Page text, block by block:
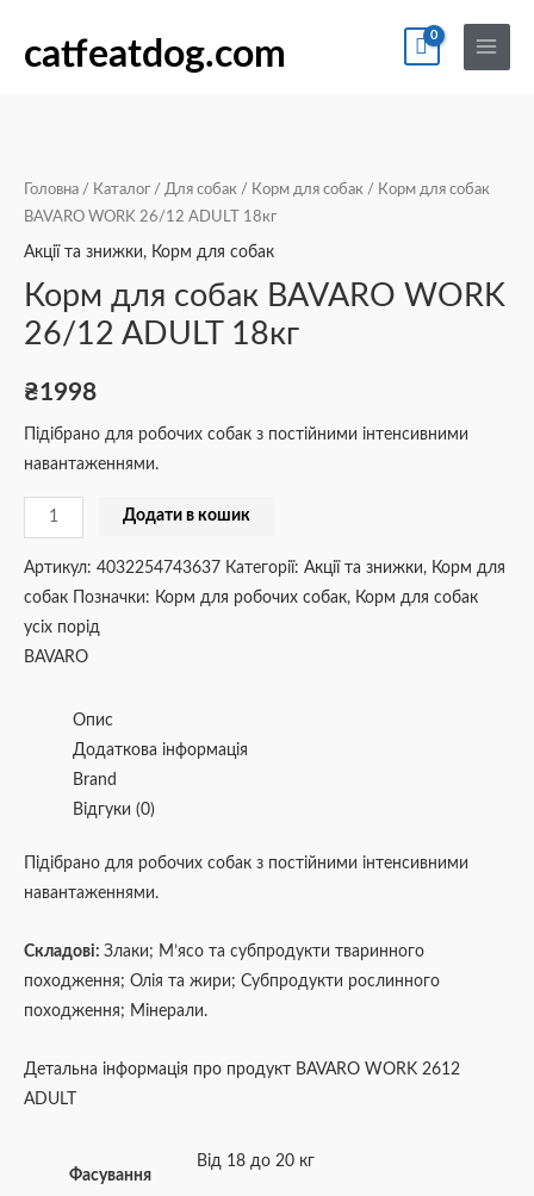
catfeatdog.com
Main
Menu
Головна / Каталог / Для собак / Корм для собак / Корм для собак
BAVARO WORK 26/12 ADULT 18кг
Акції та знижки, Корм для собак
Корм для собак BAVARO WORK
26/12 ADULT 18кг
₴1998
Підібрано для робочих собак з постійними інтенсивними
навантаженнями.
для
26/12
ADULT
18кг
Додати в кошик
Артикул: 4032254743637 Категорії: Акції та знижки, Корм для
собак
Позначки: Корм для робочих собак, Корм для собак
усіх порід
BAVARO
Опис
Додаткова інформація
Brand
Відгуки (0)
Підібрано для робочих собак з постійними інтенсивними
навантаженнями.
Складові: Злаки; М’ясо та субпродукти тваринного
походження; Олія та жири; Субпродукти рослинного
походження; Мінерали.
Детальна інформація про продукт BAVARO WORK 2612
ADULT
Фасування
Від 18 до 20 кг